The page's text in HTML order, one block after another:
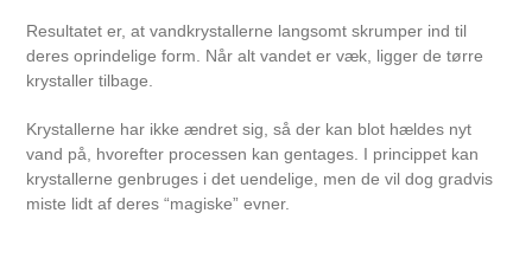
Resultatet er, at vandkrystallerne langsomt skrumper ind til
deres oprindelige form. Når alt vandet er væk, ligger de tørre
krystaller tilbage.
Krystallerne har ikke ændret sig, så der kan blot hældes nyt
vand på, hvorefter processen kan gentages. I princippet kan
krystallerne genbruges i det uendelige, men de vil dog gradvis
miste lidt af deres “magiske” evner.